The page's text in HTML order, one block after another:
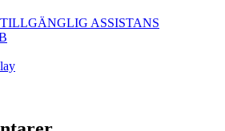
TILLGÄNGLIG ASSISTANS